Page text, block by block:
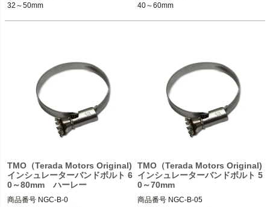
32～50mm
40～60mm
TMO（Terada Motors Original)
インシュレーターバンドボルト 6
0～80mm ハーレー
商品番号
TMO（Terada Motors Original)
インシュレーターバンドボルト 5
0～70mm
商品番号